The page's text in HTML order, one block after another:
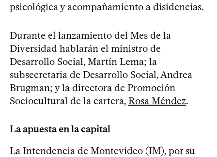
psicológica y acompañamiento a disidencias.
Durante el lanzamiento del Mes de la
Diversidad hablarán el ministro de
Desarrollo Social, Martín Lema; la
subsecretaria de Desarrollo Social, Andrea
Brugman; y la directora de Promoción
Sociocultural de la cartera, Rosa Méndez.
La apuesta en la capital
La Intendencia de Montevideo (IM), por su